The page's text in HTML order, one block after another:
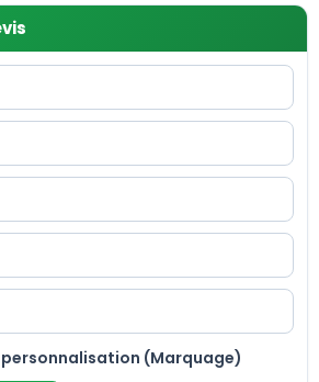
(Marquage)